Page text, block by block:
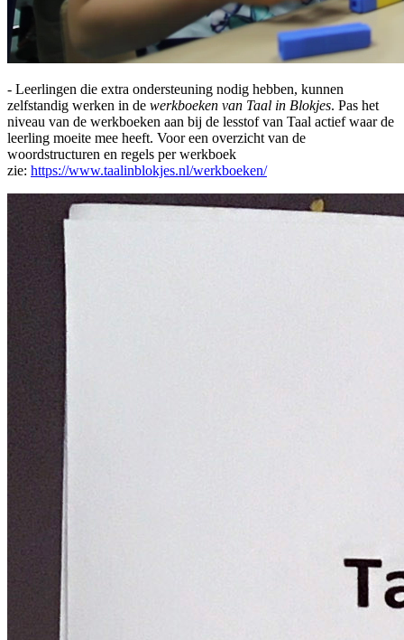
- Leerlingen die extra ondersteuning nodig hebben, kunnen
zelfstandig werken in de werkboeken van Taal in Blokjes. Pas het
niveau van de werkboeken aan bij de lesstof van Taal actief waar de
leerling moeite mee heeft. Voor een overzicht van de
woordstructuren en regels per werkboek
zie: https://www.taalinblokjes.nl/werkboeken/